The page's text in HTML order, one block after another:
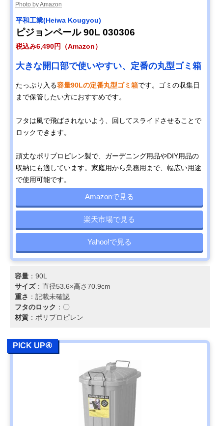
Photo by Amazon
平和工業(Heiwa Kougyou)
ピジョンペール 90L 030306
税込み6,490円（Amazon）
大きな開口部で使いやすい、定番の丸型ゴミ箱
たっぷり入る容量90Lの定番丸型ゴミ箱です。ゴミの収集日
まで保管したい方におすすめです。
フタは風で飛ばされないよう、回してスライドさせることで
ロックできます。
頑丈なポリプロピレン製で、ガーデニング用品やDIY用品の
収納にも適しています。家庭用から業務用まで、幅広い用途
で使用可能です。
Amazonで見る
楽天市場で見る
Yahoo!で見る
容量 ：90L
サイズ：直径53.6×高さ70.9cm
重さ ：記載未確認
フタのロック ：〇
材質 ：ポリプロピレン
PICK UP④